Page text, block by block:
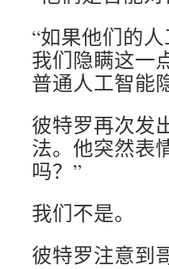
“如果他们的
我们隐瞒这一
普通人工智能
彼特罗再次发
法。他突然表
吗？”
我们不是。
彼特罗注意到